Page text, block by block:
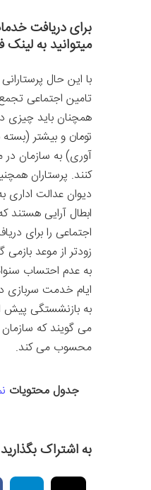
برای دریافت
میتوانید به
با این حال
تامین اجتماعی
تومان و بیشتر
آوری) به سازمان در
کنند. پرستاران
دیوان عدالت
ابطال آرایی
اجتماعی را برای
زودتر از موعد
به عدم احتساب
ایام خدمت سربازی
به بازنشستگی پیش
می گویند که
محسوب می کند.
جدول محتویات
به اشتراک بگذارید